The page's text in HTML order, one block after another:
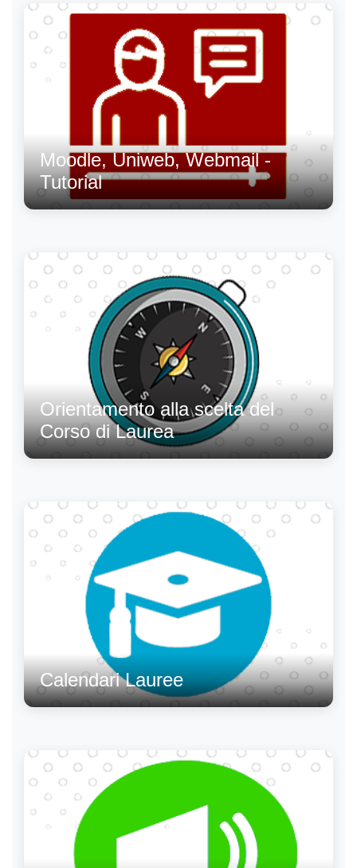
Moodle, Uniweb, Webmail -
Tutorial
Orientamento alla scelta del
Corso di Laurea
Calendari Lauree